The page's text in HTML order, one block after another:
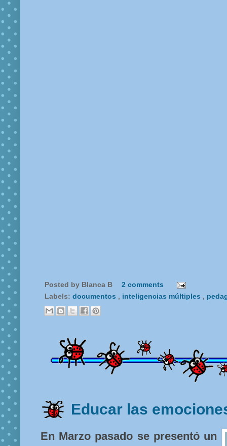
Posted by Blanca B
2 comments
Labels: documentos , inteligencias múltiples ,
Educar las
En Marzo pasado se presentó un